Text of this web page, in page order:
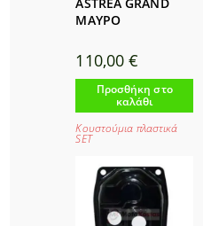
ΜΑΥΡΟ
110,00€
Προσθήκη στο
καλάθι
Κουστούμια πλαστικά
SET